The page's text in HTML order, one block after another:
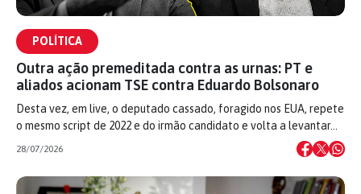
POLÍTICA
Outra ação premeditada contra as urnas: PT e
aliados acionam TSE contra Eduardo Bolsonaro
Desta vez, em live, o deputado cassado, foragido nos EUA, repete
o mesmo script de 2022 e do irmão candidato e volta a levantar…
28/07/2026